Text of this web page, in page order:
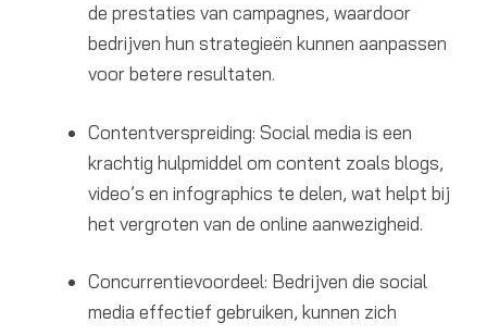
de prestaties van campagnes, waardoor
bedrijven hun strategieën kunnen aanpassen
voor betere resultaten.
Contentverspreiding: Social media is een
krachtig hulpmiddel om content zoals blogs,
video’s en infographics te delen, wat helpt bij
het vergroten van de online aanwezigheid.
Concurrentievoordeel: Bedrijven die social
media effectief gebruiken, kunnen zich